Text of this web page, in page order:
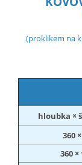
(proklikem na
hloubka ×
360
360 ×